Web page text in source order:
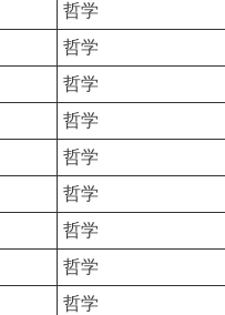
哲学
哲学
哲学
哲学
哲学
哲学
哲学
哲学
哲学